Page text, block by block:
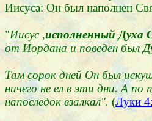
Иисуса: Он был наполнен
"Иисус ,исполненный Духа
от Иордана и поведен был
Там сорок дней Он был
ничего не ел в эти дни. А по
напоследок взалкал".(Луки